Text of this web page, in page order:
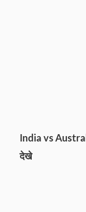
India vs
देखे